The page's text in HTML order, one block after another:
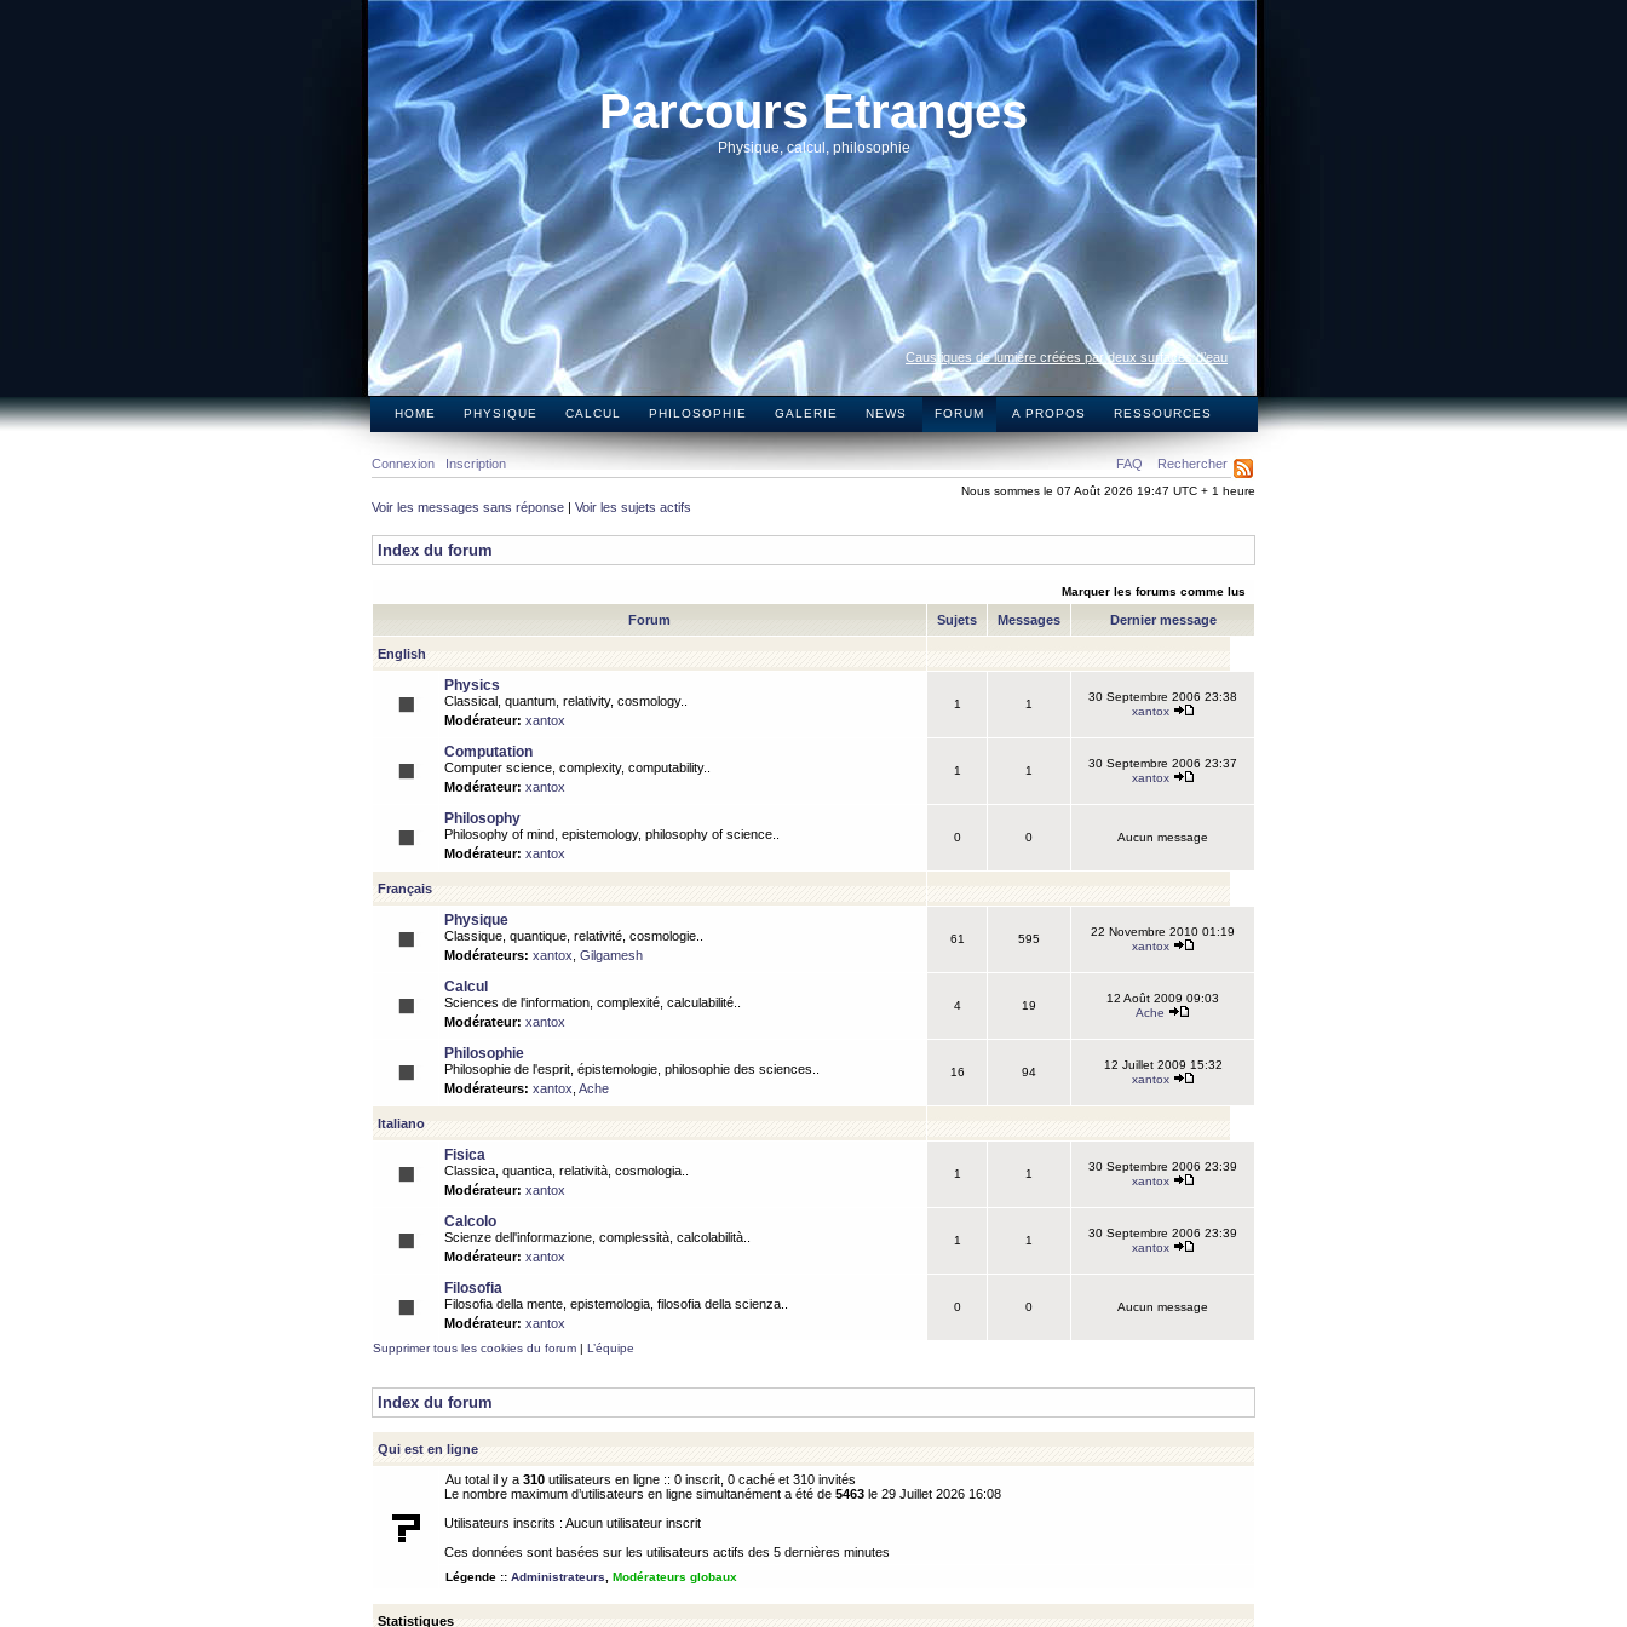
Parcours Etranges
Physique, calcul, philosophie
Caustiques de lumière créées par deux surfaces d’eau
HOME PHYSIQUE CALCUL PHILOSOPHIE GALERIE NEWS FORUM A PROPOS RESSOURCES
FAQ Rechercher
Connexion Inscription
Nous sommes le 07 Août 2026 19:47 UTC + 1 heure
Voir les messages sans réponse | Voir les sujets actifs
Index du forum
Marquer les forums comme lus
Forum Sujets Messages Dernier message
English
Physics
Classical, quantum, relativity, cosmology..
Modérateur: xantox
1 1
30 Septembre 2006 23:38
xantox
Computation
Computer science, complexity, computability..
Modérateur: xantox
1 1
30 Septembre 2006 23:37
xantox
Philosophy
Philosophy of mind, epistemology, philosophy of science..
Modérateur: xantox
0 0 Aucun message
Français
Physique
Classique, quantique, relativité, cosmologie..
Modérateurs: xantox Gilgamesh
61 595
22 Novembre 2010 01:19
xantox
Calcul
Sciences de l'information, complexité, calculabilité..
Modérateur: xantox
4 19
12 Août 2009 09:03
Ache
Philosophie
Philosophie de l'esprit, épistemologie, philosophie des sciences..
Modérateurs: xantox Ache
16 94
12 Juillet 2009 15:32
xantox
Italiano
Fisica
Classica, quantica, relatività, cosmologia..
Modérateur: xantox
1 1
30 Septembre 2006 23:39
xantox
Calcolo
Scienze dell'informazione, complessità, calcolabilità..
Modérateur: xantox
1 1
30 Septembre 2006 23:39
xantox
Filosofia
Filosofia della mente, epistemologia, filosofia della scienza..
Modérateur: xantox
0 0 Aucun message
Supprimer tous les cookies du forum | L’équipe
Index du forum
Qui est en ligne
Au total il y a 310 utilisateurs en ligne :: 0 inscrit, 0 caché et 310 invités
Le nombre maximum d’utilisateurs en ligne simultanément a été de 5463 le 29 Juillet 2026 16:08
Utilisateurs inscrits : Aucun utilisateur inscrit
Ces données sont basées sur les utilisateurs actifs des 5 dernières minutes
Légende :: Administrateurs Modérateurs globaux
Statistiques